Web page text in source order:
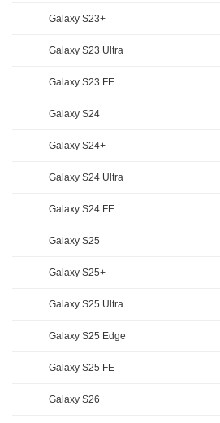
Galaxy S23+
Galaxy S23 Ultra
Galaxy S23 FE
Galaxy S24
Galaxy S24+
Galaxy S24 Ultra
Galaxy S24 FE
Galaxy S25
Galaxy S25+
Galaxy S25 Ultra
Galaxy S25 Edge
Galaxy S25 FE
Galaxy S26